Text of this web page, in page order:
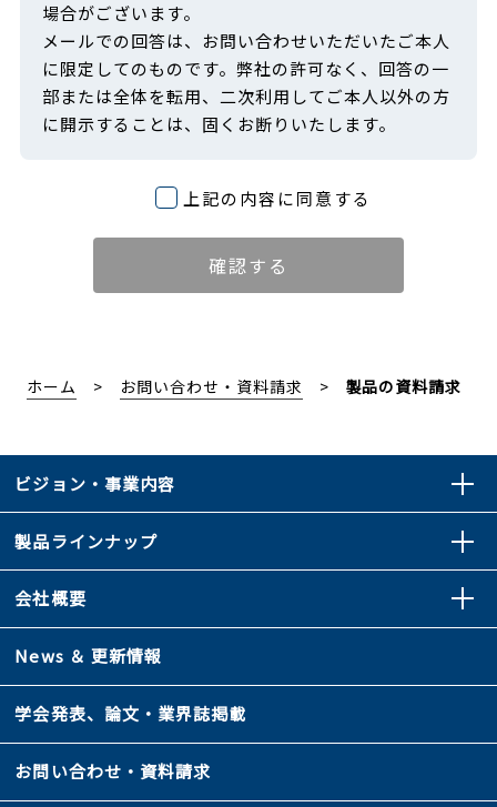
場合がございます。
メールでの回答は、お問い合わせいただいたご本人
に限定してのものです。弊社の許可なく、回答の一
部または全体を転用、二次利用してご本人以外の方
に開示することは、固くお断りいたします。
上記の内容に同意する
ホーム お問い合わせ・資料請求 製品の資料請求
ビジョン・事業内容
製品ラインナップ
会社概要
News ＆ 更新情報
学会発表、論文・業界誌掲載
お問い合わせ・資料請求